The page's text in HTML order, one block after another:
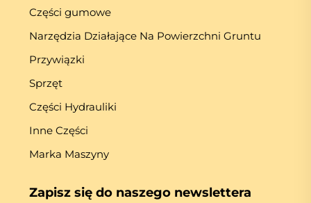
Części gumowe
Narzędzia Działające Na Powierzchni Gruntu
Przywiązki
Sprzęt
Części Hydrauliki
Inne Części
Marka Maszyny
Zapisz się do naszego newslettera